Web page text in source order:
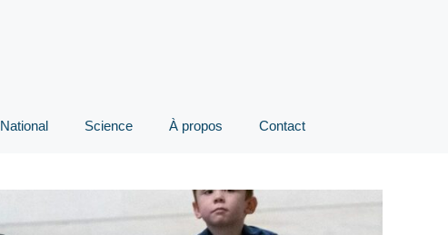
National Science À propos Contact